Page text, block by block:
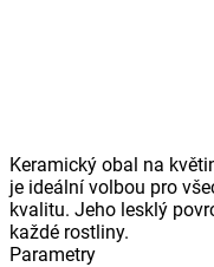
Keramický obal na
je ideální volbou pro
kvalitu. Jeho lesklý
každé rostliny.
Parametry